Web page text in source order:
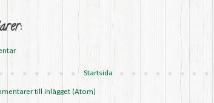
Startsida
till inlägget (Atom)